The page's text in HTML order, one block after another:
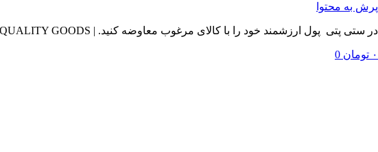
پرش به محتوا
در ستی پتی پول ارزشمند خود را با کالای مرغوب معاوضه کنید. | BY SETIPETI , EXCHANGE YOUR VALUABLE MONEY WITH QUALITY GOODS
۰ تومان 0